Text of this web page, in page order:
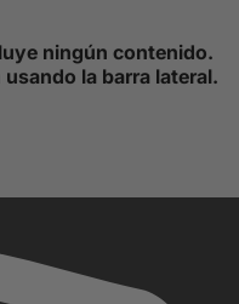
ningún contenido.
la barra lateral.